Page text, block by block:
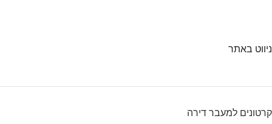
ניווט באתר
קרטונים למעבר דירה